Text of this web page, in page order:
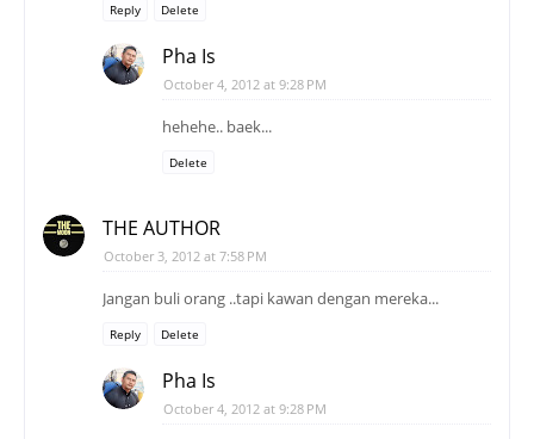
Reply Delete
Pha Is
October 4, 2012 at 9:28 PM
hehehe.. baek...
Delete
THE AUTHOR
October 3, 2012 at 7:58 PM
Jangan buli orang ..tapi kawan dengan mereka...
Reply Delete
Pha Is
October 4, 2012 at 9:28 PM